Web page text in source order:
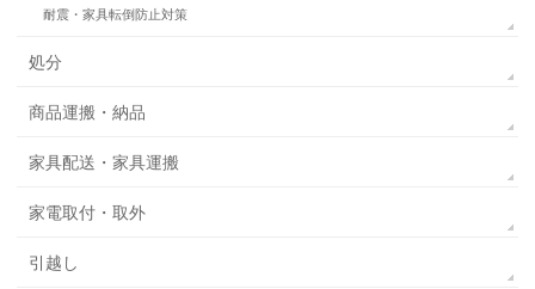
耐震・家具転倒防止対策
処分
商品運搬・納品
家具配送・家具運搬
家電取付・取外
引越し